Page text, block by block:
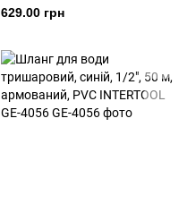
PVC INTERTOOL GE-4053
629.00 грн